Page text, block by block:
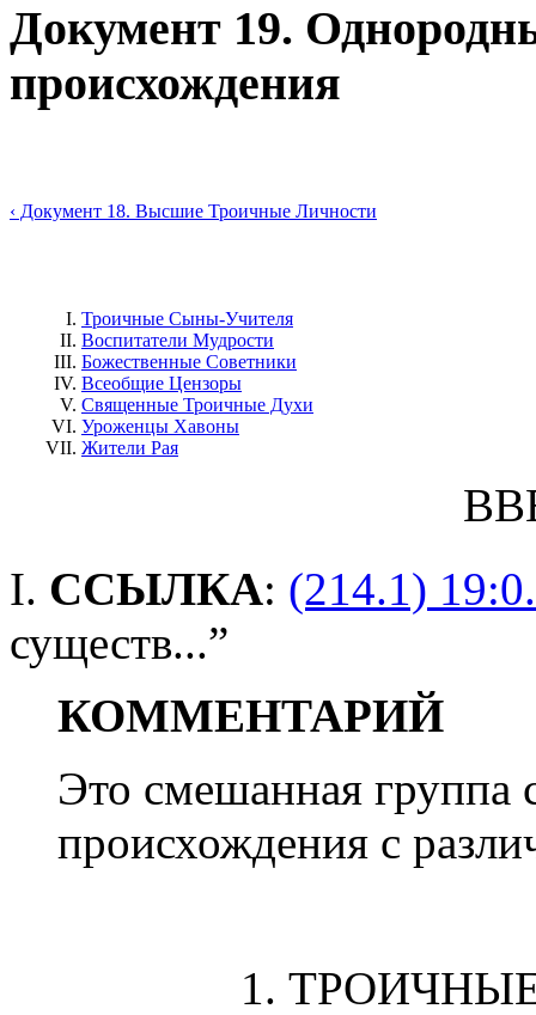
Документ 19.
происхождения
‹ Документ 18. Высшие Троичные Личности
Троичные Сыны-Учителя
Воспитатели Мудрости
Божественные Советники
Всеобщие Цензоры
Священные Троичные Духи
Уроженцы Хавоны
Жители Рая
I. ССЫЛКА: (214.1)
существ...”
КОММЕНТАРИЙ
Это смешанная группа
происхождения с
1.